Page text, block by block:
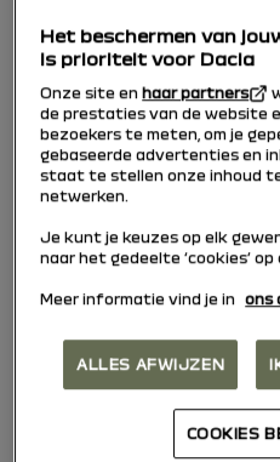
Het beschermen van
is prioriteit voor Dacia
Onze site enhaar partners
de prestaties van de website
bezoekers te meten, om je
gebaseerde advertenties en
staat te stellen onze inhoud
netwerken.
Je kunt je keuzes op elk
naar het gedeelte ‘cookies’
Meer informatie vind je in ons
ALLES AFWIJZEN
COOKIES